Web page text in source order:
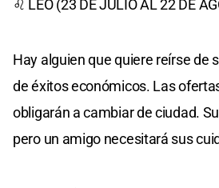
♌ LEO (23 DE JULIO AL 22 DE
Hay alguien que quiere reírse de
de éxitos económicos. Las
obligarán a cambiar de ciudad.
pero un amigo necesitará sus